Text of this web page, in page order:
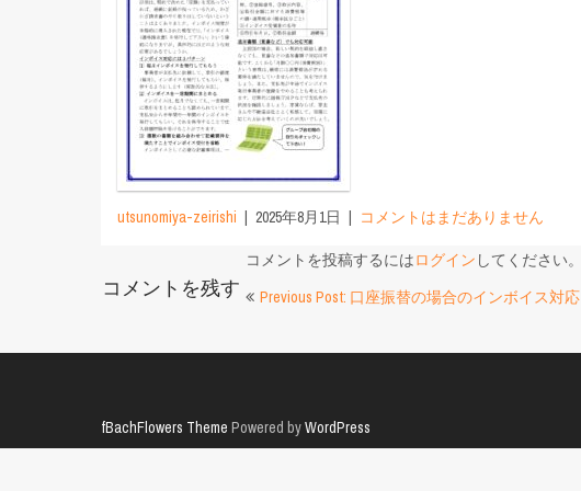
utsunomiya-zeirishi 2025年8月1日 コメントはまだありません
コメントを残す
コメントを投稿するにはログイン してください。
投
ナ
ゲ
Previous Post: 口座振替の場合のインボイス対応
fBachFlowers Theme Powered byWordPress